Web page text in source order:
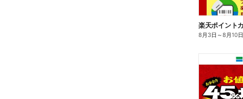
8月3日 ～8月10日